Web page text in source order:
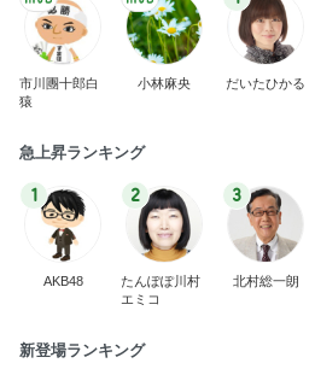
市川團十郎白
猿
小林麻央 だいたひかる
急上昇ランキング
1
AKB48
2
たんぽぽ川村
エミコ
3
北村総一朗
新登場ランキング